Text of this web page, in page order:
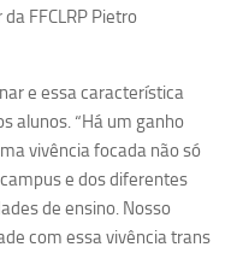
Lima
de Oliveira (FDRP)
FFCLRP Pietro
e essa característica
alunos. “Há um ganho
vivência focada não só
e dos diferentes
de ensino. Nosso
com essa vivência trans